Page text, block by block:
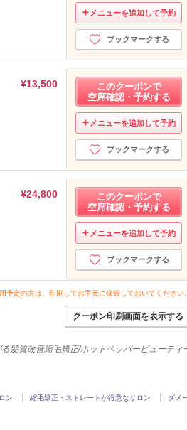
メニューを追加して予約
ブックマークする
¥13,500
このクーポンで
空席確認・予約する
メニューを追加して予約
ブックマークする
¥24,800
このクーポンで
空席確認・予約する
メニューを追加して予約
ブックマークする
定の方は、印刷してお手元に保管しておいてください。
クーポン印刷画面を表示する
髪質改善縮毛矯正/ホットペッパービューティ
ン 縮毛矯正・ストレートが得意なサロン ダメ